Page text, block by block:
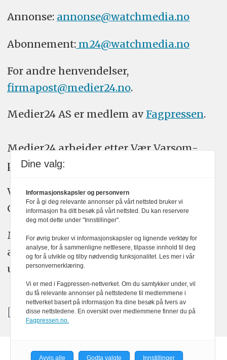
Annonse: annonse@watchmedia.no
Abonnement:m24@watchmedia.no
For andre henvendelser,
firmapost@medier24.no.
Medier24 AS er medlem av Fagpressen.
Medier24 arbeider etter Vær Varsom-
plakatens regler for god presseskikk.
Vi bruker KI-verktøy som ChatGPT,
Claude, og Gemini i journalistikken vår.
Medier24s redaksjon har alltid det fulle
ansvar for publisert innhold, med eller
uten bruk av kunstig intelligens.
Dine valg:
Informasjonskapsler og personvern
For å gi deg relevante annonser på vårt nettsted bruker vi
informasjon fra ditt besøk på vårt nettsted. Du kan reservere
deg mot dette under "Innstillinger".
For øvrig bruker vi informasjonskapsler og lignende verktøy for
analyse, for å sammenligne nettlesere, tilpasse innhold til deg
og for å utvikle og tilby nødvendig funksjonalitet. Les mer i vår
personvernerklæring.
Vi er med i Fagpressen-nettverket. Om du samtykker under, vil
du få relevante annonser på nettstedene til medlemmene i
nettverket basert på informasjon fra dine besøk på tvers av
disse nettstedene. En oversikt over medlemmene finner du på
Fagpressen.no.
Avvis alle Godta valgte Innstillinger